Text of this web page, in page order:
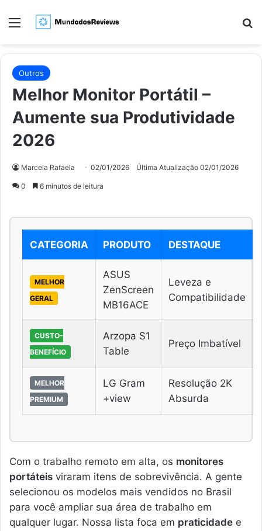
Menu
Outros
Melhor Monitor Portátil –
Aumente sua Produtividade
2026
Marcela Rafaela 02/01/2026 Última Atualização 02/01/2026
0 6 minutos de leitura
CATEGORIA PRODUTO DESTAQUE
MELHOR
GERAL
ASUS
ZenScreen
MB16ACE
Leveza e
Compatibilidade
CUSTO-
BENEFÍCIO
Arzopa S1
Table
Preço Imbatível
MELHOR
PREMIUM
LG Gram
+view
Resolução 2K
Absurda
Com o trabalho remoto em alta, os monitores
portáteis viraram itens de sobrevivência. A gente
selecionou os modelos mais vendidos no Brasil
para você ampliar sua área de trabalho em
qualquer lugar. Nossa lista foca em praticidade e